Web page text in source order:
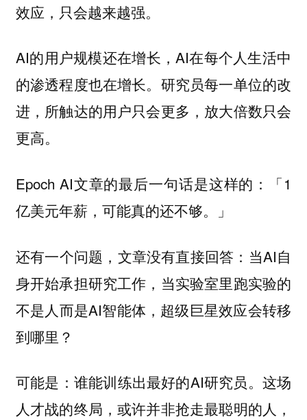
效应，只会越来越强。
AI的用户规模还在增长，AI在每个人生活中
的渗透程度也在增长。研究员每一单位的改
进，所触达的用户只会更多，放大倍数只会
更高。
Epoch AI文章的最后一句话是这样的：「1
亿美元年薪，可能真的还不够。」
还有一个问题，文章没有直接回答：当AI自
身开始承担研究工作，当实验室里跑实验的
不是人而是AI智能体，超级巨星效应会转移
到哪里？
可能是：谁能训练出最好的AI研究员。这场
人才战的终局，或许并非抢走最聪明的人，